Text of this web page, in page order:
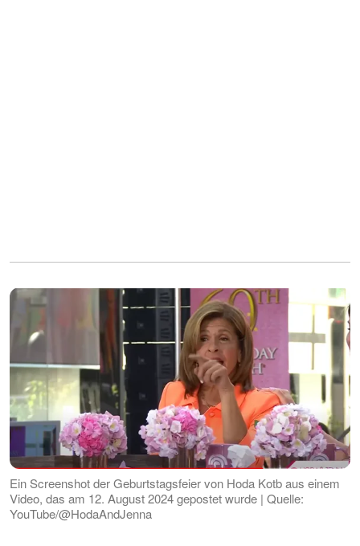
Ein Screenshot der Geburtstagsfeier von Hoda Kotb aus einem
Video, das am 12. August 2024 gepostet wurde | Quelle:
YouTube/@HodaAndJenna